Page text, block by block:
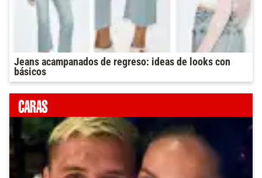
Jeans acampanados de regreso: ideas de looks con
básicos